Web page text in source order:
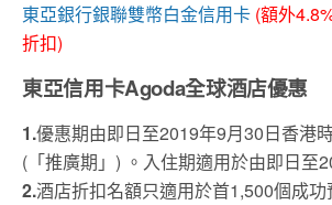
東亞銀行銀聯雙幣白金信用卡 (額外
折扣)
東亞信用卡Agoda全球酒店優惠
1.優惠期由即日至2019年9月30日香港
(「推廣期」) 。入住期適用於由即日至
2.酒店折扣名額只適用於首1,500個成功